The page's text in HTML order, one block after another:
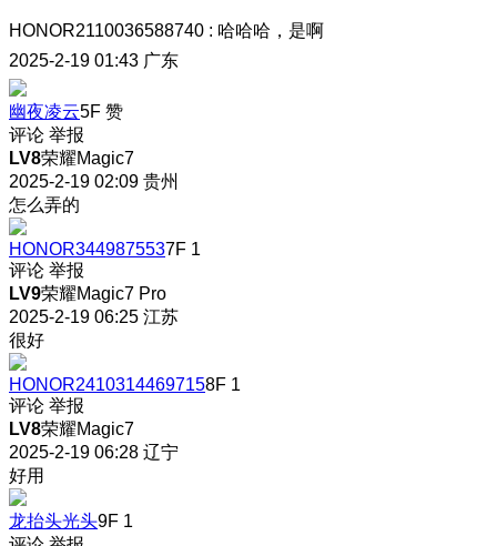
HONOR2110036588740 : 哈哈哈，是啊
2025-2-19 01:43 广东
幽夜凌云5F 赞
评论 举报
LV8荣耀Magic7
2025-2-19 02:09 贵州
怎么弄的
HONOR3449875537F 1
评论 举报
LV9荣耀Magic7 Pro
2025-2-19 06:25 江苏
很好
HONOR24103144697158F 1
评论 举报
LV8荣耀Magic7
2025-2-19 06:28 辽宁
好用
龙抬头光头9F 1